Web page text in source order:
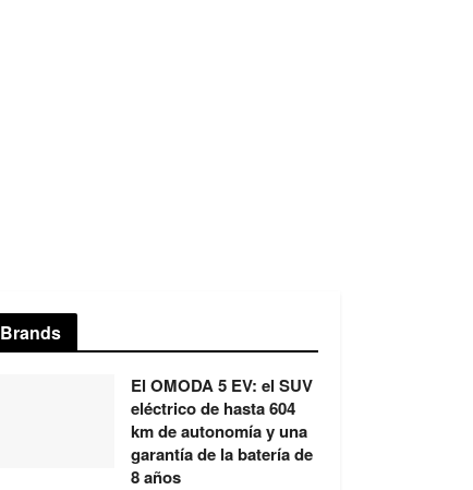
Brands
El OMODA 5 EV: el SUV
eléctrico de hasta 604
km de autonomía y una
garantía de la batería de
8 años